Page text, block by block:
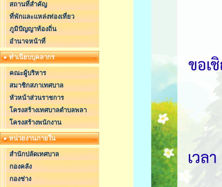
สถานที่สำคัญ
ที่พักและแหล่งท่องเที่ยว
ภูมิปัญญาท้องถิ่น
อำนาจหน้าที่
ทำเนียบบุคลากร
คณะผู้บริหาร
สมาชิกสภาเทศบาล
หัวหน้าส่วนราชการ
โครงสร้างเทศบาลตำบลพลา
โครงสร้างพนักงาน
หน่วยงานภายใน
สำนักปลัดเทศบาล
กองคลัง
กองช่าง